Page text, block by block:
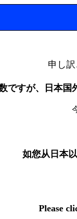
申し
ですが、日本国
如您从日本
Please